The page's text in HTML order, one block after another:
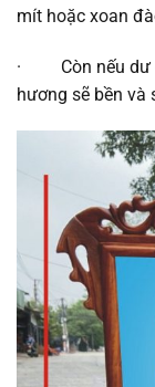
mít hoặc xoan
· Còn nếu dư
hương sẽ bền và